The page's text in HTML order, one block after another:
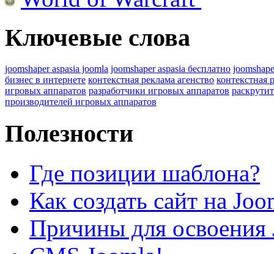
Ключевые слова
joomshaper aspasia joomla joomshaper aspasia бесплатно
бизнес в интернете контекстная реклама агенство контекстная
игровых аппаратов разработчики игровых аппаратов
производителей игровых аппаратов
Полезности
Где позиции шаблона?
Как создать сайт на
Причины для освоения